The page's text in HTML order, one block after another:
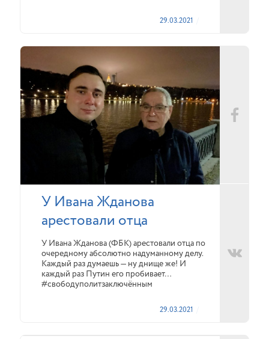
29.03.2021
У Ивана Жданова
арестовали отца
У Ивана Жданова (ФБК) арестовали отца по
очередному абсолютно надуманному делу.
Каждый раз думаешь — ну днище же! И
каждый раз Путин его пробивает…
#свободуполитзаключённым
29.03.2021